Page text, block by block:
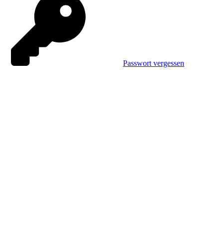
Passwort vergessen